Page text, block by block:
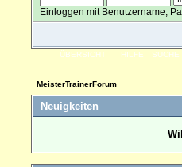
Einloggen mit Benutzername,
ÜBERSICHT HILFE SUCHE
MeisterTrainerForum
Neuigkeiten